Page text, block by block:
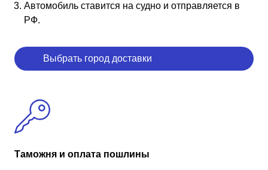
Автомобиль ставится на судно и отправляется в
РФ.
Выбрать город доставки
Таможня и оплата пошлины